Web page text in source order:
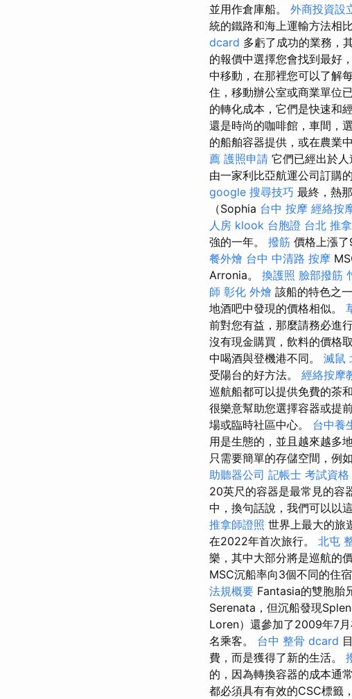
並用作倉庫船。 外商投資設
統的鐵路和海上運輸方法相
dcard 多虧了成功的業務，
的報價中選擇您會找到最好
中移動，在那裡您可以了解
住，移動辦公室或商業單位
的轉化成本，它們是快速和
還是時尚的咖啡館，車間，
的船舶容器提供，或在農業
薦 護照申請 它們已經出於
由一家利比亞航運公司訂購
google 搜尋技巧 最終，熱
（Sophia 台中 按摩 經絡按
人房 klook 台胞證 台北 推拿
強的一年。 撥筋 價格上漲
餐外燴 台中 中清路 按摩
Arronia。 換護照 臉部撥筋
師 彰化 外燴 該船的特色之
地酒吧中發現的價格相似。
前對您有益，那麼請務必進
沒有現金購買，飲料的價格
中喝酒與登機港不同。 滅鼠
受陽台的好方法。 經絡按摩
巡航船都可以提供免費的茶
很樂意幫助您選擇容器或提
場或臨時社區中心。 台中養
用是生態的，並且越來越多
只需要簡單的存儲空間，例
助聽器公司 記帳士 考試資格
20英尺的容器是最常見的容
中，換句話說，我們可以以
推拿師證照 世界上最大的旅
在2022年首次旅行。 北屯
樂，其中大部分將是巡航的
MSC沉船率向3個不同的住
法規概要 Fantasia的雙胞胎
Serenata，但沉船發現
Loren）還參加了2009年7
名乘客。 台中 整骨 dcard
費，而是獲得了新的生活。
的，因為轉換容器的成本通
都必須具有有效的CSC標籤